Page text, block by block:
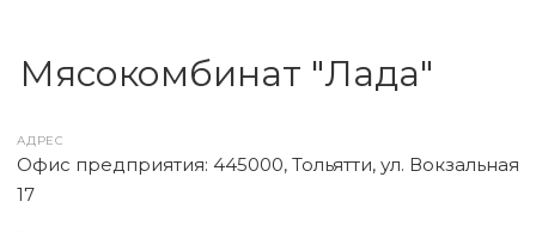
Мясокомбинат "Лада"
АДРЕС
Офис предприятия: 445000, Тольятти, ул. Вокзальная
17